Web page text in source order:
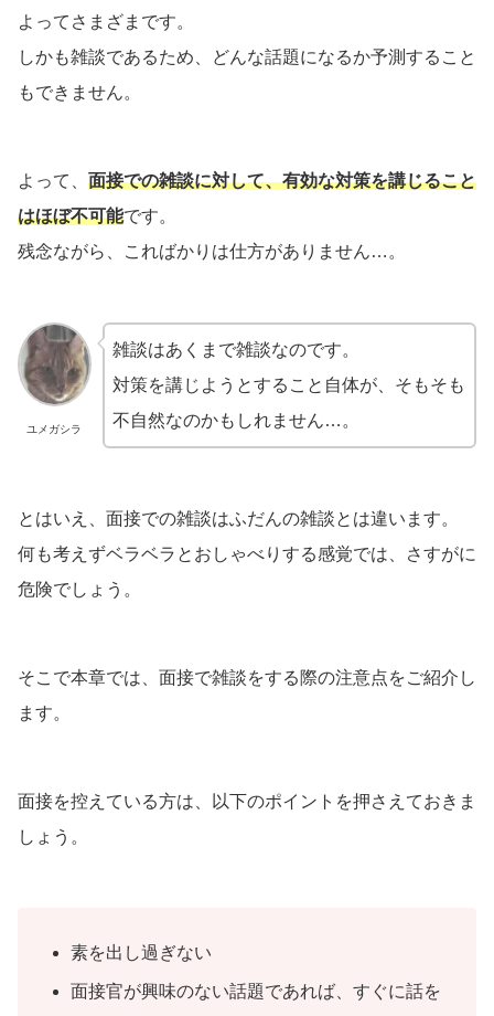
よってさまざまです。
しかも雑談であるため、どんな話題になるか予測すること
もできません。
よって、 面接での雑談に対して、有効な対策を講じること
はほぼ不可能です。
残念ながら、こればかりは仕方がありません…。
ユメガシラ
雑談はあくまで雑談なのです。
対策を講じようとすること自体が、そもそも
不自然なのかもしれません…。
とはいえ、面接での雑談はふだんの雑談とは違います。
何も考えずベラベラとおしゃべりする感覚では、さすがに
危険でしょう。
そこで本章では、面接で雑談をする際の注意点をご紹介し
ます。
面接を控えている方は、以下のポイントを押さえておきま
しょう。
素を出し過ぎない
面接官が興味のない話題であれば、すぐに話を